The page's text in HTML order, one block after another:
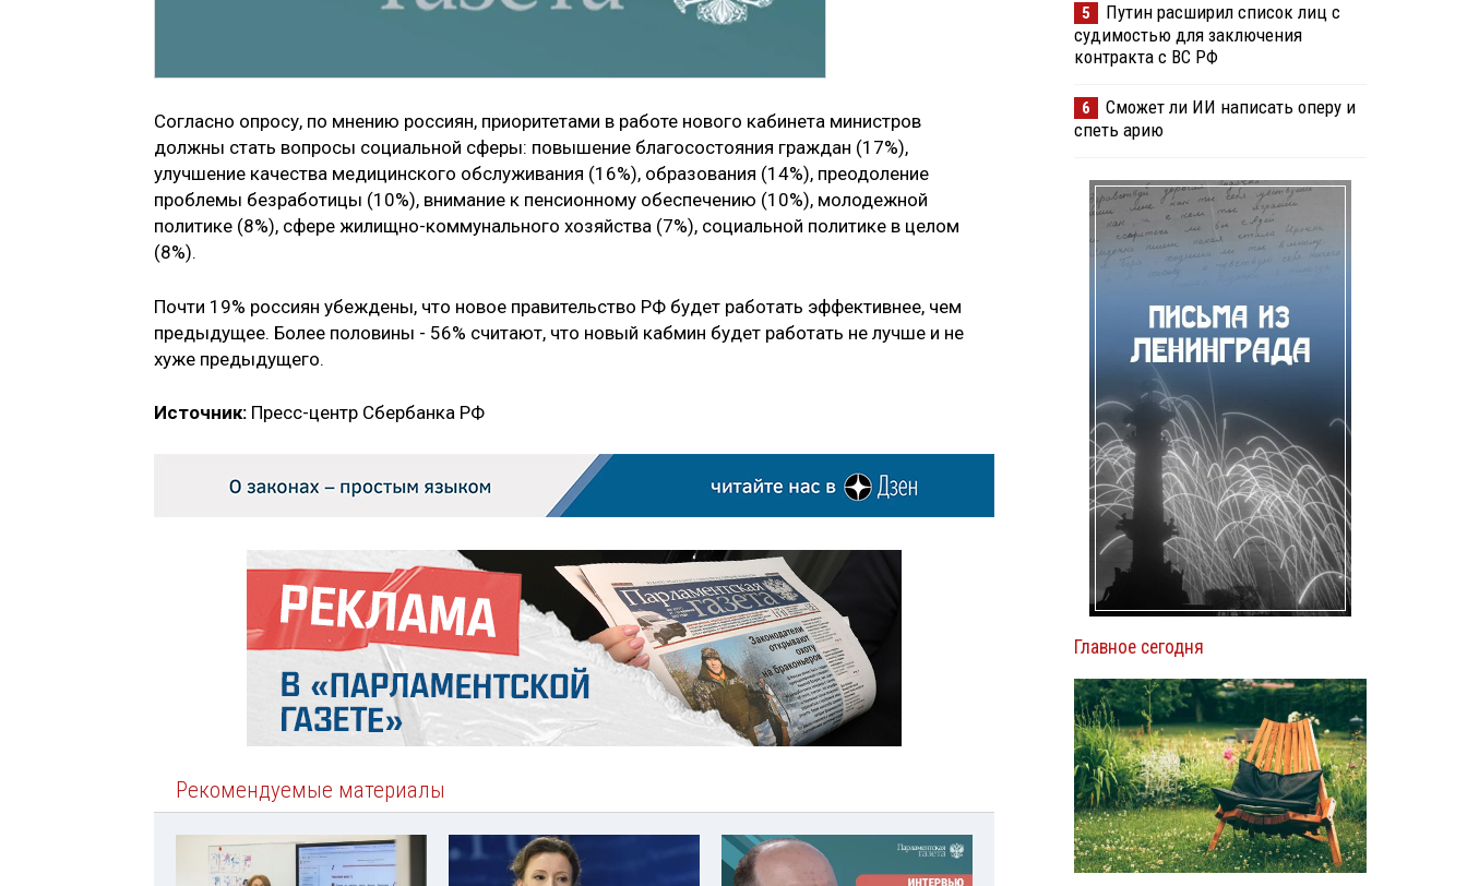
Согласно опросу, по мнению россиян, приоритетами в работе нового кабинета министров
должны стать вопросы социальной сферы: повышение благосостояния граждан (17%),
улучшение качества медицинского обслуживания (16%), образования (14%), преодоление
проблемы безработицы (10%), внимание к пенсионному обеспечению (10%), молодежной
политике (8%), сфере жилищно-коммунального хозяйства (7%), социальной политике в целом
(8%).
Почти 19% россиян убеждены, что новое правительство РФ будет работать эффективнее, чем
предыдущее. Более половины - 56% считают, что новый кабмин будет работать не лучше и не
хуже предыдущего.
Источник: Пресс-центр Сбербанка РФ
Рекомендуемые материалы
5
Путин расширил список лиц с
судимостью для заключения
контракта с ВС РФ
6
Сможет ли ИИ написать оперу и
спеть арию
Главное сегодня